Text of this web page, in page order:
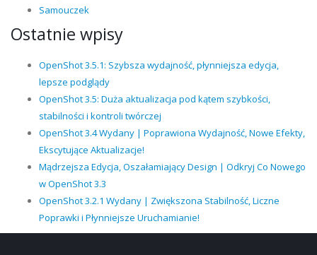
Samouczek
Ostatnie wpisy
OpenShot 3.5.1: Szybsza wydajność, płynniejsza edycja,
lepsze podglądy
OpenShot 3.5: Duża aktualizacja pod kątem szybkości,
stabilności i kontroli twórczej
OpenShot 3.4 Wydany | Poprawiona Wydajność, Nowe Efekty,
Ekscytujące Aktualizacje!
Mądrzejsza Edycja, Oszałamiający Design | Odkryj Co Nowego
w OpenShot 3.3
OpenShot 3.2.1 Wydany | Zwiększona Stabilność, Liczne
Poprawki i Płynniejsze Uruchamianie!